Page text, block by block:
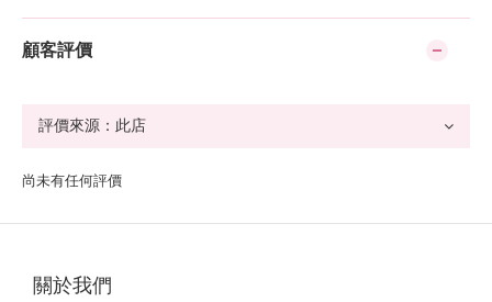
顧客評價
尚未有任何評價
關於我們